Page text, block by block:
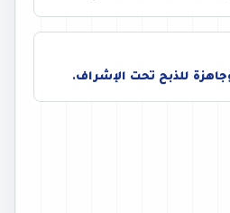
للذبح تحت الإشراف.